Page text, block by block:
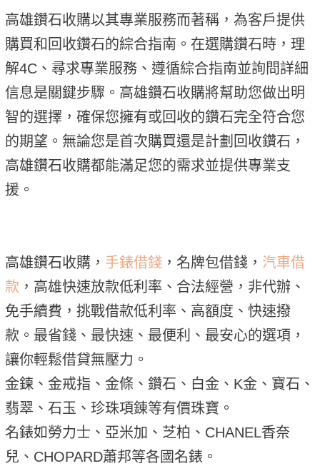
高雄鑽石收購以其專業服務而著稱，為客戶提供
購買和回收鑽石的綜合指南。在選購鑽石時，理
解4C、尋求專業服務、遵循綜合指南並詢問詳細
信息是關鍵步驟。高雄鑽石收購將幫助您做出明
智的選擇，確保您擁有或回收的鑽石完全符合您
的期望。無論您是首次購買還是計劃回收鑽石，
高雄鑽石收購都能滿足您的需求並提供專業支
援。
高雄鑽石收購， 手錶借錢，名牌包借錢， 汽車借
款 ，高雄快速放款低利率、合法經營，非代辦、
免手續費，挑戰借款低利率、高額度、快速撥
款。最省錢、最快速、最便利、最安心的選項，
讓你輕鬆借貸無壓力。
金鍊、金戒指、金條、鑽石、白金、K金、寶石、
翡翠、石玉、珍珠項錬等有價珠寶。
名錶如勞力士、亞米加、芝柏、CHANEL香奈
兒、CHOPARD蕭邦等各國名錶。